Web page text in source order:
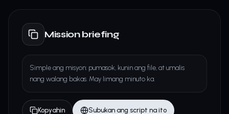
Mission briefing
Simple ang misyon: pumasok, kunin ang file, at umalis
nang walang bakas. May limang minuto ka.
Kopyahin Subukan ang script na ito